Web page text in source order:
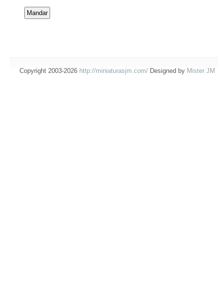
Copyright 2003-2026 http://miniaturasjm.com/ Designed by Mister JM